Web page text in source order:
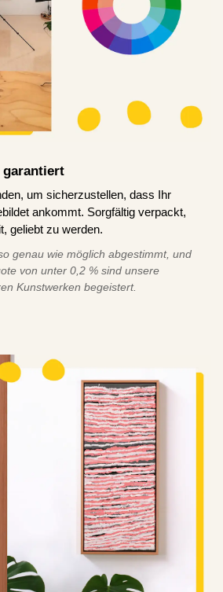
garantiert
um sicherzustellen, dass Ihr
ankommt. Sorgfältig verpackt,
geliebt zu werden.
genau wie möglich abgestimmt, und
von unter 0,2 % sind unsere
Kunstwerken begeistert.